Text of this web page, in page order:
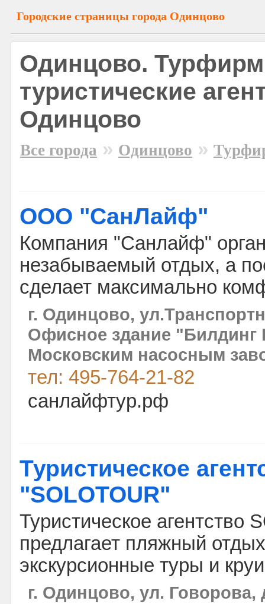
Городские страницы города Одинцово
Одинцово.
туристические
Одинцово
Все города » Одинцово »
ООО "СанЛайф"
Компания "Санлайф"
незабываемый отдых, а
сделает максимально
г. Одинцово,
Офисное здание "Билдинг
Московским насосным
тел: 495-764-21-82
санлайфтур.рф
Туристическое
"SOLOTOUR"
Туристическое агентство
предлагает пляжный
экскурсионные туры и
г. Одинцово, ул. Говорова,